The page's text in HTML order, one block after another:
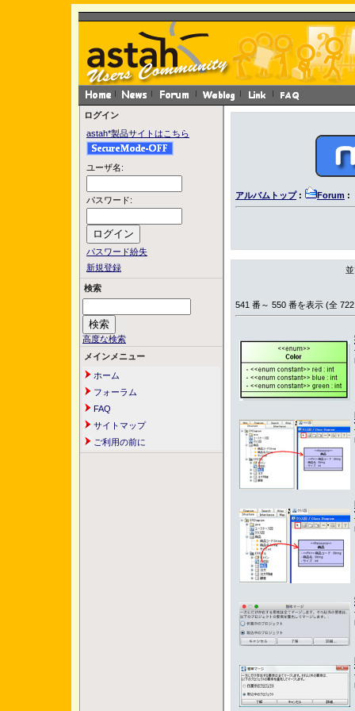
ログイン
astah*製品サイトはこちら
ユーザ名:
パスワード:
パスワード紛失
新規登録
検索
高度な検索
メインメニュー
ホーム
フォーラム
FAQ
サイトマップ
ご利用の前に
アルバムトップ: Forum :
541 番～ 550 番を表示 (全